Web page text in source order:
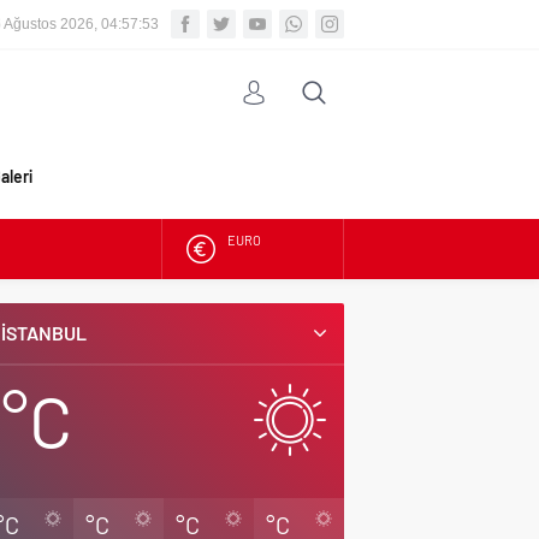
Ağustos 2026, 04:57:54
ALTIN
BIST
DOLAR
EURO
İSTANBUL
°C
°C °C °C